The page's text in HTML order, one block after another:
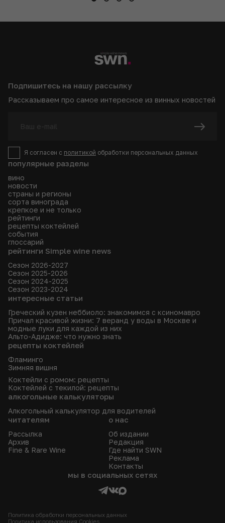
популярные разделы
вино
новости
страны и регионы
сорта винограда
крепкое и не только
рейтинги
рецепты коктейлей
события
глоссарий
рейтинги Simple wine news
Сезон 2026-2027
Сезон 2025-2026
Сезон 2024-2025
Сезон 2023-2024
интересные статьи
Греческий кузен неббиоло: знакомимся с ксиномавро
Причал красивой жизни: 7 веранд у воды в Москве и
модные луки для каждой из них
Альто-Адидже: что нужно знать
рецепты коктейлей
Фламинго
Зимняя вишня
Коктейли с ромом: рецепты
Коктейлей с текилой: рецепты
алкогольные калькуляторы
Алкогольный калькулятор для водителей
читателям
Рассылка
Архив
Fine & Rare Wine
о нас
Об издании
Редакция
Где найти SWN
Реклама
Контакты
Подпишитесь на нашу рассылку
Рассказываем про самое интересное из винных новостей
Я согласен с политикой обработки персональных данных
мы в социальных сетях
Политика обработки персональных данных
Политика использования Сookies